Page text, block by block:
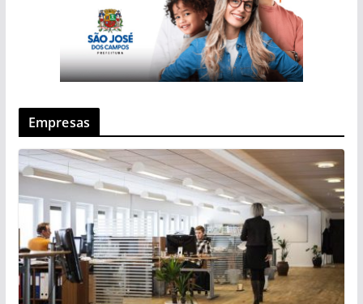
Empresas